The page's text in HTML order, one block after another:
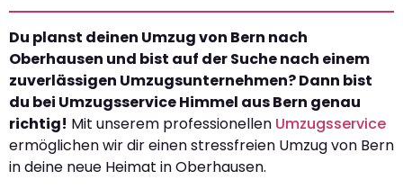
Du planst deinen Umzug von Bern nach
Oberhausen und bist auf der Suche nach einem
zuverlässigen Umzugsunternehmen? Dann bist
du bei Umzugsservice Himmel aus Bern genau
richtig! Mit unserem professionellen Umzugsservice
ermöglichen wir dir einen stressfreien Umzug von Bern
in deine neue Heimat in Oberhausen.